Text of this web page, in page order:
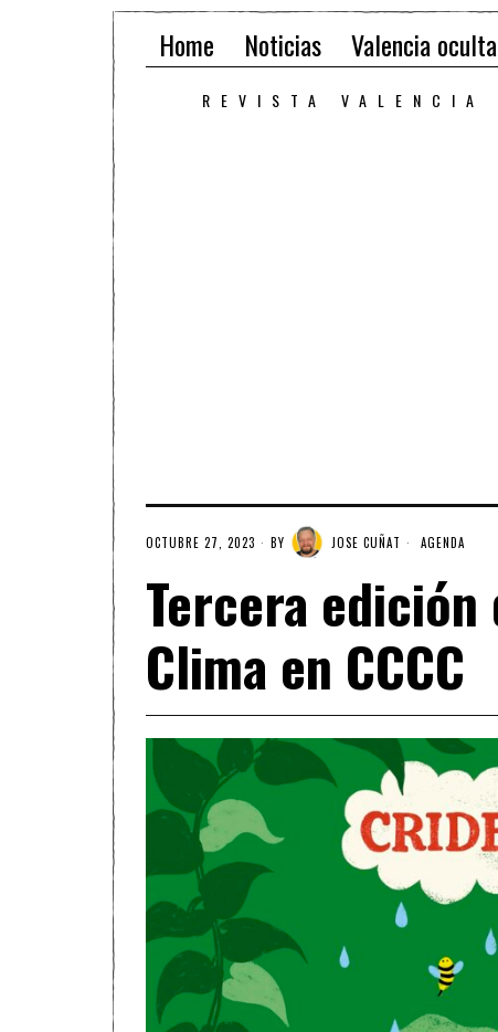
Home Noticias Valencia oculta
REVISTA VALENCIA
OCTUBRE 27, 2023 BY JOSE CUÑAT AGENDA
Tercera
Clima en CCCC